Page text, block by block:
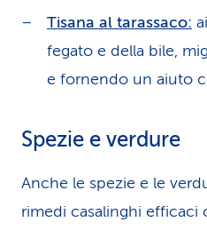
Tisana al tarassaco:
fegato e della bile,
e fornendo un aiuto
Spezie e verdure
Anche le spezie e le
rimedi casalinghi efficaci